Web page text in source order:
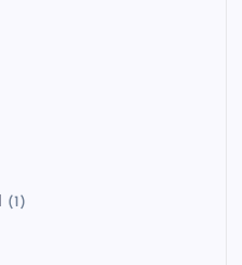
(1)